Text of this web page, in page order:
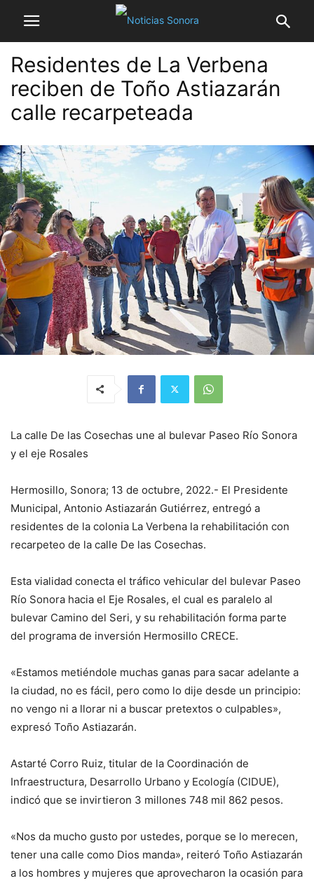
Residentes de La Verbena
reciben de Toño Astiazarán
calle recarpeteada
La calle De las Cosechas une al bulevar Paseo Río Sonora
y el eje Rosales
Hermosillo, Sonora; 13 de octubre, 2022.- El Presidente
Municipal, Antonio Astiazarán Gutiérrez, entregó a
residentes de la colonia La Verbena la rehabilitación con
recarpeteo de la calle De las Cosechas.
Esta vialidad conecta el tráfico vehicular del bulevar Paseo
Río Sonora hacia el Eje Rosales, el cual es paralelo al
bulevar Camino del Seri, y su rehabilitación forma parte
del programa de inversión Hermosillo CRECE.
«Estamos metiéndole muchas ganas para sacar adelante a
la ciudad, no es fácil, pero como lo dije desde un principio:
no vengo ni a llorar ni a buscar pretextos o culpables»,
expresó Toño Astiazarán.
Astarté Corro Ruiz, titular de la Coordinación de
Infraestructura, Desarrollo Urbano y Ecología (CIDUE),
indicó que se invirtieron 3 millones 748 mil 862 pesos.
«Nos da mucho gusto por ustedes, porque se lo merecen,
tener una calle como Dios manda», reiteró Toño Astiazarán
a los hombres y mujeres que aprovecharon la ocasión para